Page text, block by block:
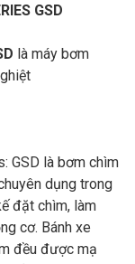
GSD
là máy bơm
GSD là bơm chìm
dụng trong
đặt chìm, làm
cơ. Bánh xe
đều được mạ